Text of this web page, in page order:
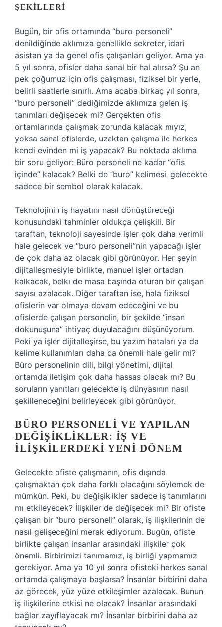
ŞEKILLERI
Bugün, bir ofis ortamında “buro personeli”
denildiğinde aklımıza genellikle sekreter, idari
asistan ya da genel ofis çalışanları geliyor. Ama ya
5 yıl sonra, ofisler daha sanal bir hal alırsa? Şu an
pek çoğumuz için ofis çalışması, fiziksel bir yerle,
belirli saatlerle sınırlı. Ama acaba birkaç yıl sonra,
“buro personeli” dediğimizde aklımıza gelen iş
tanımları değişecek mi? Gerçekten ofis
ortamlarında çalışmak zorunda kalacak mıyız,
yoksa sanal ofislerde, uzaktan çalışma ile herkes
kendi evinden mi iş yapacak? Bu noktada aklıma
bir soru geliyor: Büro personeli ne kadar “ofis
içinde” kalacak? Belki de “buro” kelimesi, gelecekte
sadece bir sembol olarak kalacak.
Teknolojinin iş hayatını nasıl dönüştüreceği
konusundaki tahminler oldukça çelişkili. Bir
taraftan, teknoloji sayesinde işler çok daha verimli
hale gelecek ve “buro personeli”nin yapacağı işler
de çok daha az olacak gibi görünüyor. Her şeyin
dijitalleşmesiyle birlikte, manuel işler ortadan
kalkacak, belki de masa başında oturan bir çalışan
sayısı azalacak. Diğer taraftan ise, hala fiziksel
ofislerin var olmaya devam edeceğini ve bu
ofislerde çalışan personelin, bir şekilde “insan
dokunuşuna” ihtiyaç duyulacağını düşünüyorum.
Peki ya işler dijitalleşirse, bu yazım hataları ya da
kelime kullanımları daha da önemli hale gelir mi?
Büro personelinin dili, bilgi yönetimi, dijital
ortamda iletişim çok daha hassas olacak mı? Bu
soruların yanıtları gelecekte iş dünyasının nasıl
şekilleneceğini belirleyecek gibi görünüyor.
BÜRO PERSONELI VE YAPILAN
DEĞIŞIKLIKLER: İŞ VE
İLIŞKILERDEKI YENI DÖNEM
Gelecekte ofiste çalışmanın, ofis dışında
çalışmaktan çok daha farklı olacağını söylemek de
mümkün. Peki, bu değişiklikler sadece iş tanımlarını
mı etkileyecek? İlişkiler de değişecek mi? Bir ofiste
çalışan bir “buro personeli” olarak, iş ilişkilerinin de
nasıl gelişeceğini merak ediyorum. Bugün, ofiste
birlikte çalışan insanlar arasındaki ilişkiler çok
önemli. Birbirimizi tanımamız, iş birliği yapmamız
gerekiyor. Ama ya 10 yıl sonra ofisteki herkes sanal
ortamda çalışmaya başlarsa? İnsanlar birbirini daha
az görecek, yüz yüze etkileşimler azalacak. Bunun
iş ilişkilerine etkisi ne olacak? İnsanlar arasındaki
bağlar zayıflayacak mı? İnsanlar birbirini daha az